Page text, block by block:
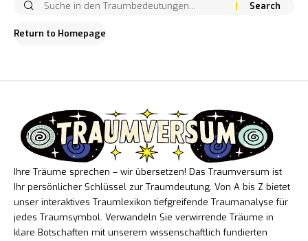
Return to Homepage
Ihre Träume sprechen – wir übersetzen! Das Traumversum ist
Ihr persönlicher Schlüssel zur Traumdeutung. Von A bis Z bietet
unser interaktives Traumlexikon tiefgreifende Traumanalyse für
jedes Traumsymbol. Verwandeln Sie verwirrende Träume in
klare Botschaften mit unserem wissenschaftlich fundierten